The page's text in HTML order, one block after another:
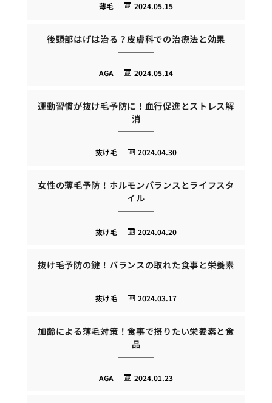
2024.05.15
薄毛
後頭部はげは治る？皮膚科での治療法と効果
2024.05.14
AGA
運動習慣が抜け毛予防に！血行促進とストレス解
消
2024.04.30
抜け毛
女性の薄毛予防！ホルモンバランスとライフスタ
イル
2024.04.20
抜け毛
抜け毛予防の鍵！バランスの取れた食事と栄養素
2024.03.17
抜け毛
加齢による薄毛対策！食事で摂りたい栄養素と食
品
2024.01.23
AGA